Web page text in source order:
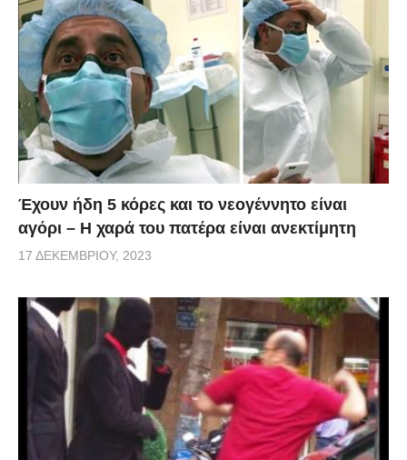
Έχουν ήδη 5 κόρες και το νεογέννητο είναι
αγόρι – Η χαρά του πατέρα είναι ανεκτίμητη
17 ΔΕΚΕΜΒΡΊΟΥ, 2023